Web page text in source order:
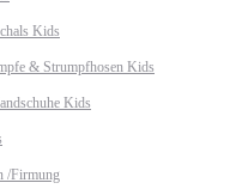
Kids
& Strumpfhosen Kids
Kids
/Firmung